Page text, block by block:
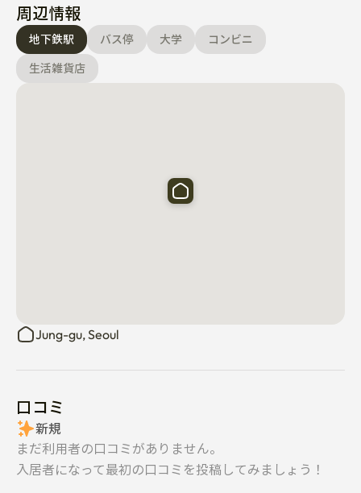
저의 숙소에서는 절대 금연입니다。
周辺情報
地下鉄駅 バス停 大学
コンビニ
生活雑貨店
Jung-gu, Seoul
口コミ
新規
まだ利用者の口コミがありません。
入居者になって最初の口コミを投稿してみましょう！